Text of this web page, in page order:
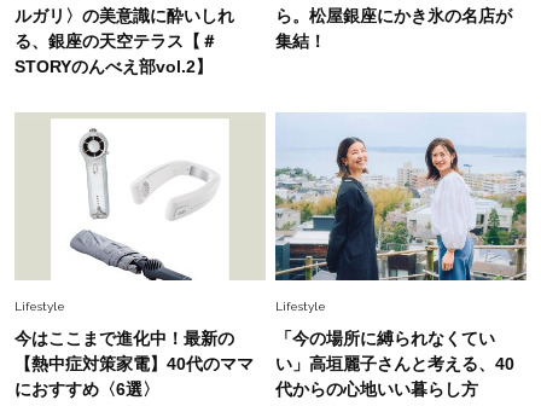
今、40代の「メガネ＆サングラス」のトレンド
に更新あり！“黒ぶち以外”が新定番に
Fashion 2026.8.5
オシャレ40代の【ワンピ＆オールインワン】最
旬着こなし3選。地味見え回避のコツは「バッグ
選び」！
【40代のTシャツコーデ】超ビッグサイズ×きれ
Fashion 2026.7.9
スタイリストが本気で推す！40代がほどよく華
ルガリ〉の美意識に酔いしれ
る、銀座の天空テラス【＃
STORYのんべえ部vol.2】
ら。松屋銀座にかき氷の名店が
集結！
Lifestyle
今はここまで進化中！最新の
【熱中症対策家電】40代のママ
におすすめ〈6選〉
Lifestyle
「今の場所に縛られなくてい
い」高垣麗子さんと考える、40
代からの心地いい暮らし方